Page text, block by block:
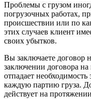
Проблемы с грузом
погрузочных работах,
происшествии или по
этих случаев клиент
своих убытков.
Вы заключаете договор
заключении договора
отпадает необходимость
каждую партию груза.
действует на